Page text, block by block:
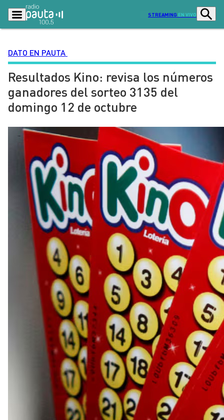
STREAMING EN VIVO
Podcasts Programas
Lo Último Actualidad
Ciudad
Radio en vivo
Tendencias Deportes
Entretención y Cultura
Dato en Pauta Señal 2
Contenido Patrocinado
DATO EN PAUTA
Resultados Kino: revisa los números
ganadores del sorteo 3135 del
domingo 12 de octubre